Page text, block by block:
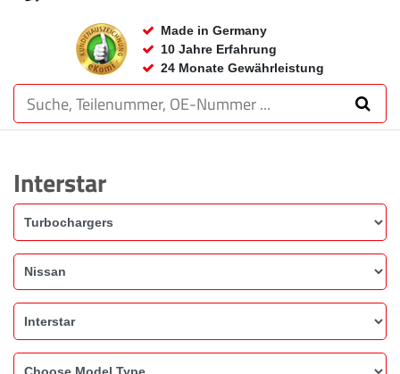
Made in Germany
10 Jahre Erfahrung
24 Monate Gewährleistung
Interstar